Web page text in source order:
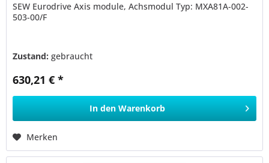
SEW Eurodrive Axis module, Achsmodul Typ: MXA81A-002-
503-00/F
Zustand:gebraucht
630,21 € *
In den Warenkorb
Merken